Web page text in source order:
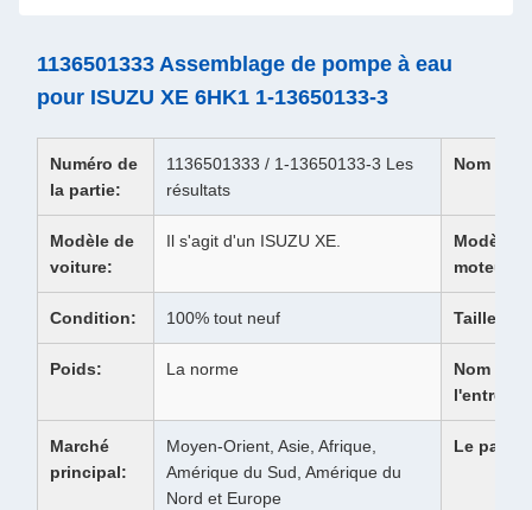
1136501333 Assemblage de pompe à eau
pour ISUZU XE 6HK1 1-13650133-3
Numéro de
la partie:
1136501333 / 1-13650133-3 Les
résultats
Nom du
Modèle de
voiture:
Il s'agit d'un ISUZU XE.
Modèle
moteur:
Condition: 100% tout neuf Taille:
Poids: La norme
Nom de
Marché
principal:
Moyen-Orient, Asie, Afrique,
Amérique du Sud, Amérique du
Nord et Europe
Le